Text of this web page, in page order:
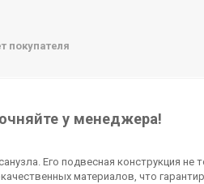
покупателя
у менеджера!
Его подвесная конструкция не
материалов, что